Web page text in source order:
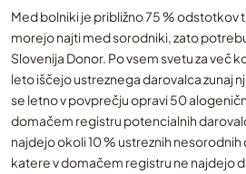
Med bolniki je približno 75 % odstotkov
morejo najti med sorodniki, zato
Slovenija Donor. Po vsem svetu za več
leto iščejo ustreznega darovalca zunaj
se letno v povprečju opravi 50
domačem registru potencialnih
najdejo okoli 10 % ustreznih nesorodnih
katere v domačem registru ne najdejo